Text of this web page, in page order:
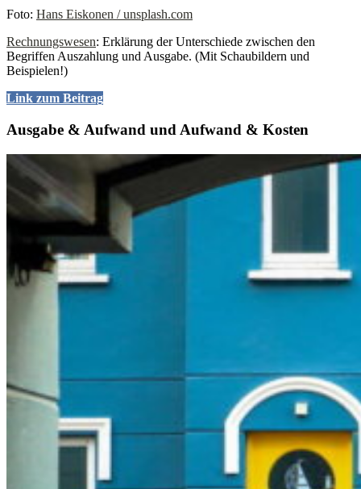
Foto: Hans Eiskonen / unsplash.com
Rechnungswesen: Erklärung der Unterschiede zwischen den
Begriffen Auszahlung und Ausgabe. (Mit Schaubildern und
Beispielen!)
Link zum Beitrag
Ausgabe & Aufwand und Aufwand & Kosten